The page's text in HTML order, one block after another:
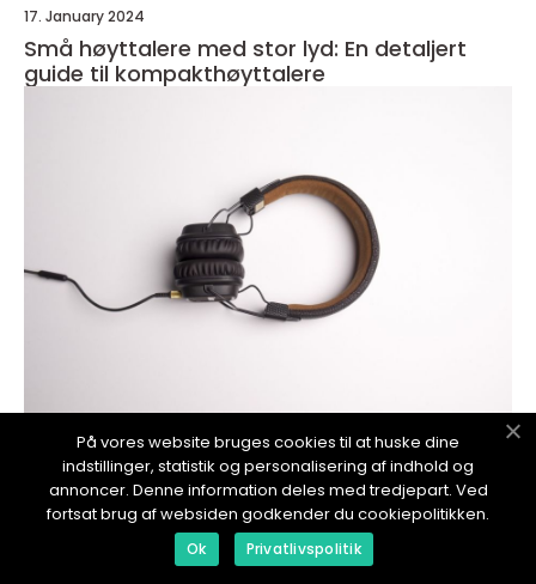
17. January 2024
Små høyttalere med stor lyd: En detaljert
guide til kompakthøyttalere
redaktionel
17. January 2024
Vekkerklokke med høy lyd - Den perfekte
løsningen for de som trenger en ekstra
kraftig vekking
På vores website bruges cookies til at huske dine
indstillinger, statistik og personalisering af indhold og
annoncer. Denne information deles med tredjepart. Ved
fortsat brug af websiden godkender du cookiepolitikken.
Ok Privatlivspolitik